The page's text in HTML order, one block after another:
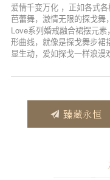
爱情千变万化 ，正如各式
芭蕾舞，激情无限的探戈
Love系列婚戒融合裙摆元
形曲线，就像是探戈舞步裙
显生动，爱如探戈一样浪漫
臻藏永恒